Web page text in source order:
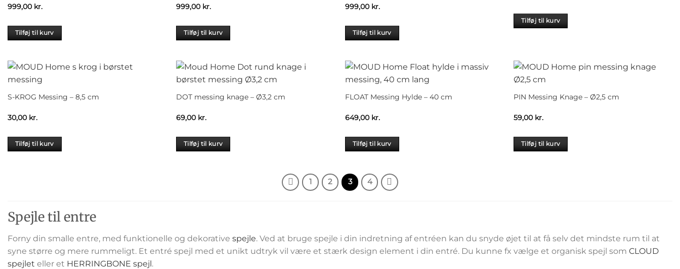
999,00 kr.
Tilføj til kurv
999,00 kr.
Tilføj til kurv
999,00 kr.
Tilføj til kurv
Tilføj til kurv
S-KROG Messing – 8,5 cm
30,00 kr.
Tilføj til kurv
DOT messing knage – Ø3,2 cm
69,00 kr.
Tilføj til kurv
FLOAT Messing Hylde – 40 cm
649,00 kr.
Tilføj til kurv
PIN Messing Knage – Ø2,5 cm
59,00 kr.
Tilføj til kurv
1 2 3 4
Spejle til entre
Forny din smalle entre, med funktionelle og dekorative spejle. Ved at bruge spejle i din indretning af entréen kan du snyde øjet til at få selv det mindste rum til at
syne større og mere rummeligt. Et entré spejl med et unikt udtryk vil være et stærk design element i din entré. Du kunne fx vælge et organisk spejl som CLOUD
spejlet eller et HERRINGBONE spejl.